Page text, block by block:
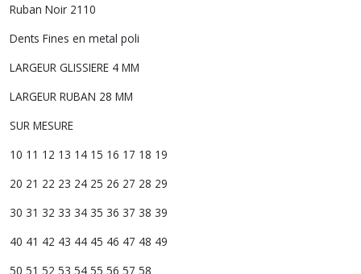
Ruban Noir 2110
Dents Fines en metal poli
LARGEUR GLISSIERE 4 MM
LARGEUR RUBAN 28 MM
SUR MESURE
10 11 12 13 14 15 16 17 18 19
20 21 22 23 24 25 26 27 28 29
30 31 32 33 34 35 36 37 38 39
40 41 42 43 44 45 46 47 48 49
50 51 52 53 54 55 56 57 58